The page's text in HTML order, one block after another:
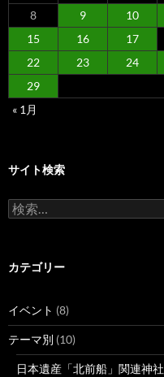
8
9 10
15
16 17
22
23 24
29
« 1月
サイト検索
検
索:
カテゴリー
イベント (8)
テーマ別 (10)
日本遺産「北前船」関連神社